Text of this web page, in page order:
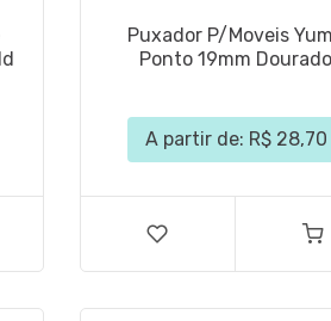
Puxador P/Moveis
Ponto 19mm Dourado
A partir de: R$ 28,70